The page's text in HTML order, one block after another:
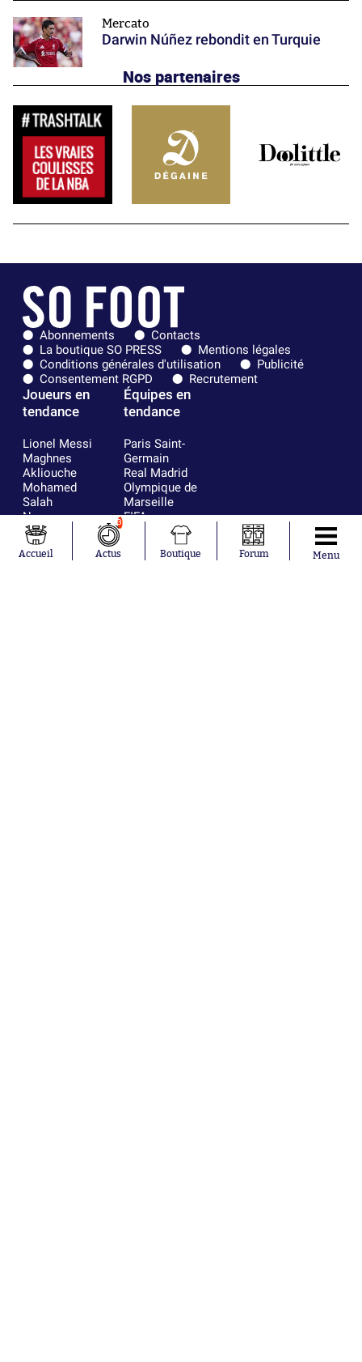
Mercato
Darwin Núñez rebondit en Turquie
Nos partenaires
Abonnements
Contacts
La boutique SO PRESS
Mentions légales
Conditions générales d'utilisation
Publicité
Consentement RGPD
Recrutement
Joueurs en
tendance
Lionel Messi
Maghnes
Akliouche
Mohamed
Salah
Neymar
Julián Álvarez
Ferrán Torres
Kilian Corredor
Équipes en
tendance
Paris Saint-
Germain
Real Madrid
Olympique de
Marseille
FIFA
FC Barcelone
Argentine
Olympique
Accueil
3
Actus Boutique Forum Menu